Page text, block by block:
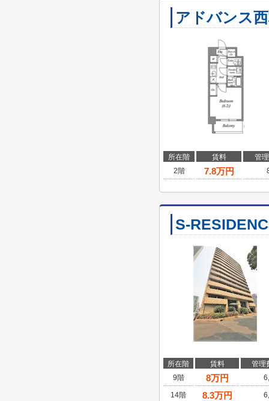
アドバンス
所在階 賃料
管
2階
7.8万円
S-
所在階 賃料
管理
9階
8万円
14階 8.3万円